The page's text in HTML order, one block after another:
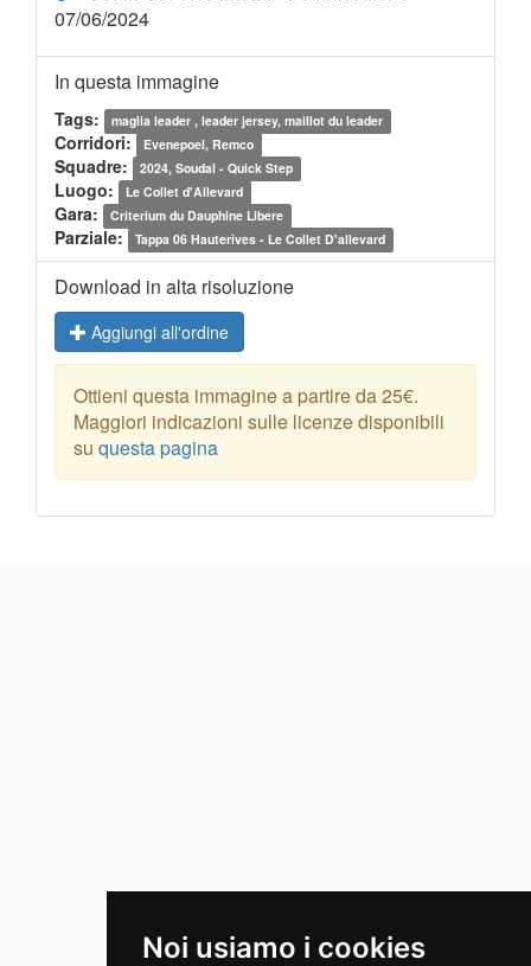
Noi usiamo i cookies
07/06/2024
In questa immagine
Tags: maglia leader , leader jersey, maillot du leader
Corridori: Evenepoel, Remco
Squadre: 2024, Soudal - Quick Step
Luogo: Le Collet d'Allevard
Gara: Criterium du Dauphine Libere
Parziale: Tappa 06 Hauterives - Le Collet D'allevard
Download in alta risoluzione
Aggiungi all'ordine
Ottieni questa immagine a partire da 25€.
Maggiori indicazioni sulle licenze disponibili
su questa pagina